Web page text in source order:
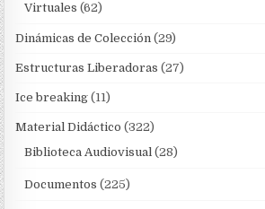
Virtuales (62)
Dinámicas de Colección (29)
Estructuras Liberadoras (27)
Ice breaking (11)
Material Didáctico (322)
Biblioteca Audiovisual (28)
Documentos (225)